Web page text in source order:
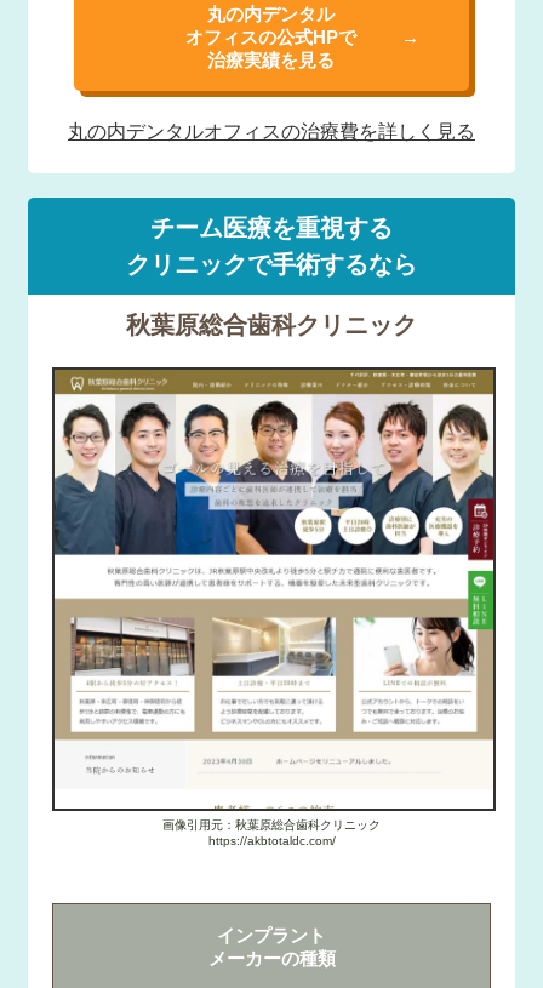
丸の内デンタル
オフィスの公式HPで
治療実績を見る
丸の内デンタルオフィスの治療費を詳しく見る
チーム医療を重視する
クリニックで手術するなら
秋葉原総合歯科クリニック
画像引用元：秋葉原総合歯科クリニック
https://akbtotaldc.com/
インプラント
メーカーの種類